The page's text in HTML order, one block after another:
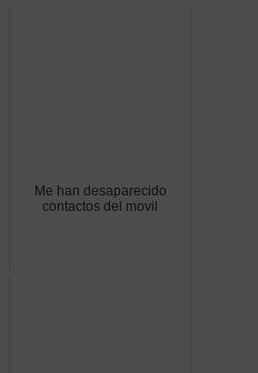
Me han desaparecido
contactos del movil